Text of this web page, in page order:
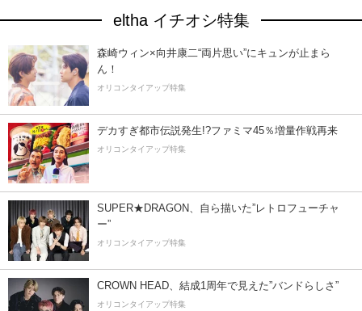
eltha イチオシ特集
森崎ウィン×向井康二“両片思い”にキュンが止まら
ん！
オリコンタイアップ特集
デカすぎ都市伝説発生!?ファミマ45％増量作戦再来
オリコンタイアップ特集
SUPER★DRAGON、自ら描いた”レトロフューチャ
ー”
オリコンタイアップ特集
CROWN HEAD、結成1周年で見えた”バンドらしさ”
オリコンタイアップ特集